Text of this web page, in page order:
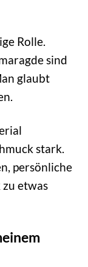
Rolle.
sind
glaubt
stark.
persönliche
zu etwas